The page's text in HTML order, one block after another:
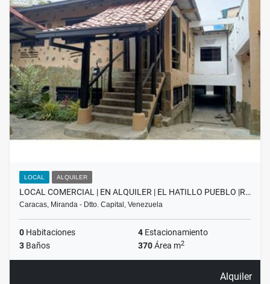
LOCAL ALQUILER
LOCAL COMERCIAL | EN ALQUILER | EL HATILLO PUEBLO |R…
Caracas, Miranda - Dtto. Capital, Venezuela
0 Habitaciones 4 Estacionamiento
3 Baños 370Área m2
Alquiler